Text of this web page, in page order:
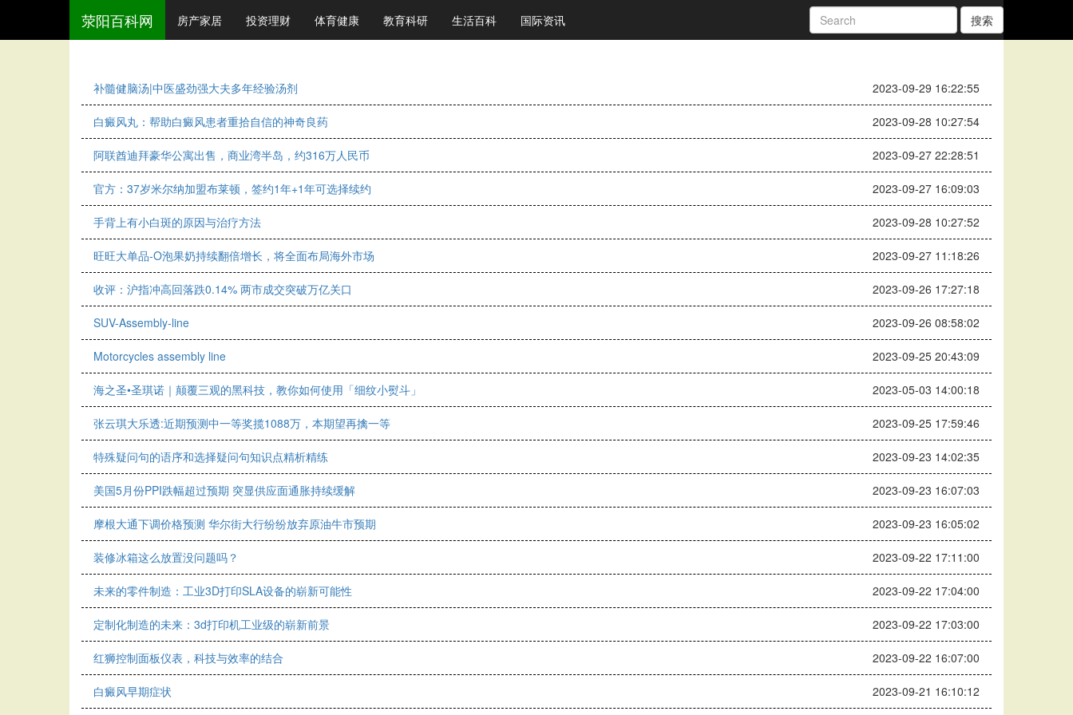
荥阳百科网 房产家居 投资理财 体育健康 教育科研 生活百科 国际资讯 搜索
补髓健脑汤|中医盛劲强大夫多年经验汤剂 2023-09-29 16:22:55
白癜风丸：帮助白癜风患者重拾自信的神奇良药 2023-09-28 10:27:54
阿联酋迪拜豪华公寓出售，商业湾半岛，约316万人民币 2023-09-27 22:28:51
官方：37岁米尔纳加盟布莱顿，签约1年+1年可选择续约 2023-09-27 16:09:03
手背上有小白斑的原因与治疗方法 2023-09-28 10:27:52
旺旺大单品-O泡果奶持续翻倍增长，将全面布局海外市场 2023-09-27 11:18:26
收评：沪指冲高回落跌0.14% 两市成交突破万亿关口 2023-09-26 17:27:18
SUV-Assembly-line 2023-09-26 08:58:02
Motorcycles assembly line 2023-09-25 20:43:09
海之圣•圣琪诺｜颠覆三观的黑科技，教你如何使用「细纹小熨斗」 2023-05-03 14:00:18
张云琪大乐透:近期预测中一等奖揽1088万，本期望再擒一等 2023-09-25 17:59:46
特殊疑问句的语序和选择疑问句知识点精析精练 2023-09-23 14:02:35
美国5月份PPI跌幅超过预期 突显供应面通胀持续缓解 2023-09-23 16:07:03
摩根大通下调价格预测 华尔街大行纷纷放弃原油牛市预期 2023-09-23 16:05:02
装修冰箱这么放置没问题吗？ 2023-09-22 17:11:00
未来的零件制造：工业3D打印SLA设备的崭新可能性 2023-09-22 17:04:00
定制化制造的未来：3d打印机工业级的崭新前景 2023-09-22 17:03:00
红狮控制面板仪表，科技与效率的结合 2023-09-22 16:07:00
白癜风早期症状 2023-09-21 16:10:12